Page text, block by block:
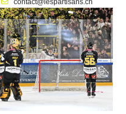
contact@lespartisans.ch